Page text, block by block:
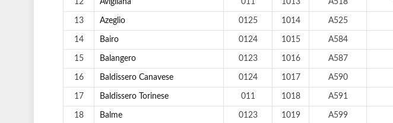
12 Avigliana 011 1013 A518
13 Azeglio 0125 1014 A525
14 Bairo 0124 1015 A584
15 Balangero 0123 1016 A587
16 Baldissero Canavese 0124 1017 A590
17 Baldissero Torinese 011 1018 A591
18 Balme 0123 1019 A599